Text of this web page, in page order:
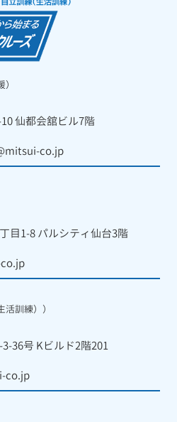
仙都会舘ビル7階
co.jp
目1-8 パルシティ仙台3階
訓練））
36号 Kビルド2階201
co.jp